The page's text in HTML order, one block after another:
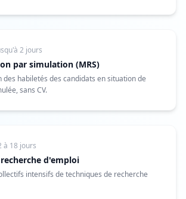
2 jours
par simulation (MRS)
des habiletés des candidats en situation de
sans CV.
à 18 jours
d'emploi
intensifs de techniques de recherche